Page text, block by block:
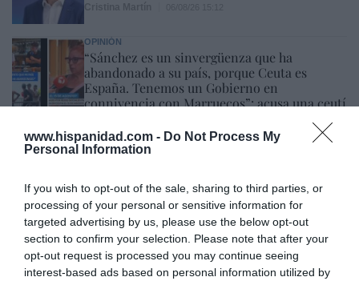
www.hispanidad.com - Do Not Process My
Personal Information
If you wish to opt-out of the sale, sharing to third parties, or
processing of your personal or sensitive information for
targeted advertising by us, please use the below opt-out
section to confirm your selection. Please note that after your
opt-out request is processed you may continue seeing
interest-based ads based on personal information utilized by
OPINIÓN
“Sánchez es un sinvergüenza que ha
abandonado a su país, porque Ceuta es
España. Tenemos un Gobierno en
connivencia con Marruecos”: acusa una ceutí
Marcelo Gullo: “El trabajo de desmitificar la
historia, de poner la verdadera, de
desmontar la falsificación, es un trabajo
cristiano"
por Hispanidad